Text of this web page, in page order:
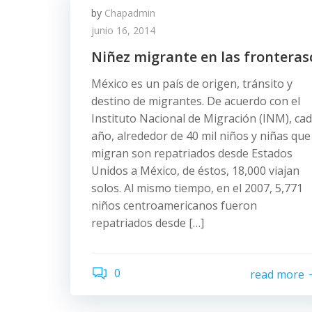
by Chapadmin
junio 16, 2014
Niñez migrante en las
México es un país de origen, tránsito y
destino de migrantes. De acuerdo con el
Instituto Nacional de Migración (INM),
año, alrededor de 40 mil niños y niñas que
migran son repatriados desde Estados
Unidos a México, de éstos, 18,000 viajan
solos. Al mismo tiempo, en el 2007, 5,771
niños centroamericanos fueron
repatriados desde […]
0 read more